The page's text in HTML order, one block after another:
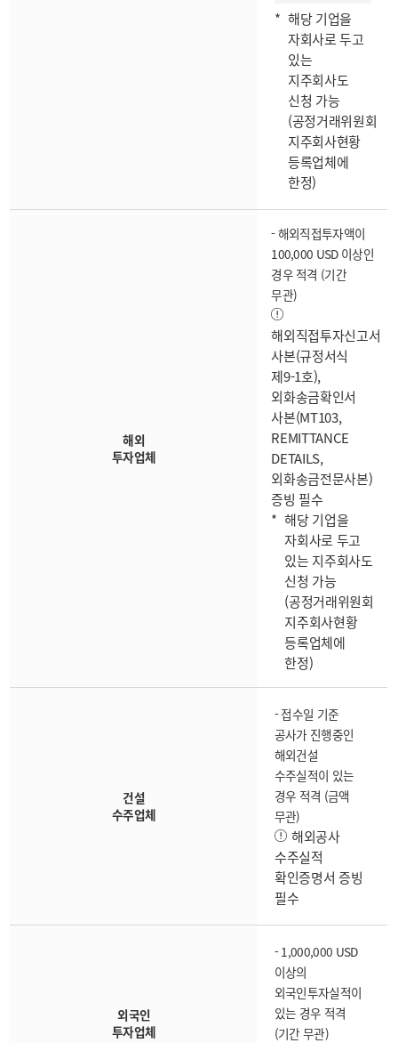
해당 기업을
자회사로 두고
있는
지주회사도
신청 가능
(공정거래위원회
지주회사현황
등록업체에
한정)
해외
투자업체
- 해외직접투자액이
100,000 USD 이상인
경우 적격 (기간
무관)
해외직접투자신고서
사본(규정서식
제9-1호),
외화송금확인서
사본(MT103,
REMITTANCE
DETAILS,
외화송금전문사본)
증빙 필수
해당 기업을
자회사로 두고
있는 지주회사도
신청 가능
(공정거래위원회
지주회사현황
등록업체에
한정)
건설
수주업체
- 접수일 기준
공사가 진행중인
해외건설
수주실적이 있는
경우 적격 (금액
무관)
해외공사
수주실적
확인증명서 증빙
필수
외국인
투자업체
- 1,000,000 USD
이상의
외국인투자실적이
있는 경우 적격
(기간 무관)